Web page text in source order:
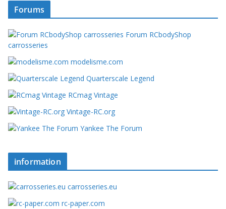
Forums
Forum RCbodyShop
carrosseries
modelisme.com
Quarterscale Legend
RCmag Vintage
Vintage-RC.org
Yankee The Forum
information
carrosseries.eu
rc-paper.com